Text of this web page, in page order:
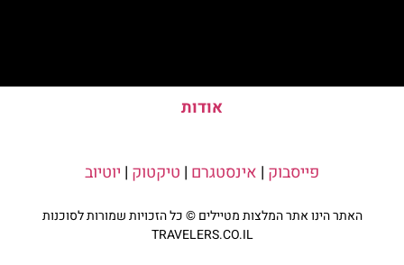
אודות
פייסבוק | אינסטגרם | טיקטוק | יוטיוב
האתר הינו אתר המלצות מטיילים © כל הזכויות שמורות לסוכנות
TRAVELERS.CO.IL